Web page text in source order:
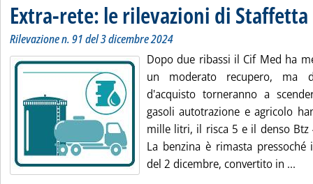
Extra-rete: le rilevazioni di Staffetta
Rilevazione n. 91 del 3 dicembre 2024
Dopo due ribassi il Cif Med ha
un moderato recupero, ma
d'acquisto torneranno a
gasoli autotrazione e agricolo
mille litri, il risca 5 e il denso
La benzina è rimasta pressoché
del 2 dicembre, convertito in ...